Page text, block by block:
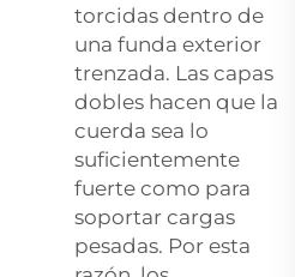
torcidas dentro de
una funda exterior
trenzada. Las capas
dobles hacen que la
cuerda sea lo
suficientemente
fuerte como para
soportar cargas
pesadas. Por esta